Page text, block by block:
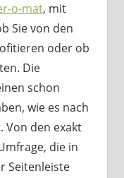
o-mat, mit
Sie von den
oder ob
Die
schon
wie es nach
Von den exakt
die in
Seitenleiste